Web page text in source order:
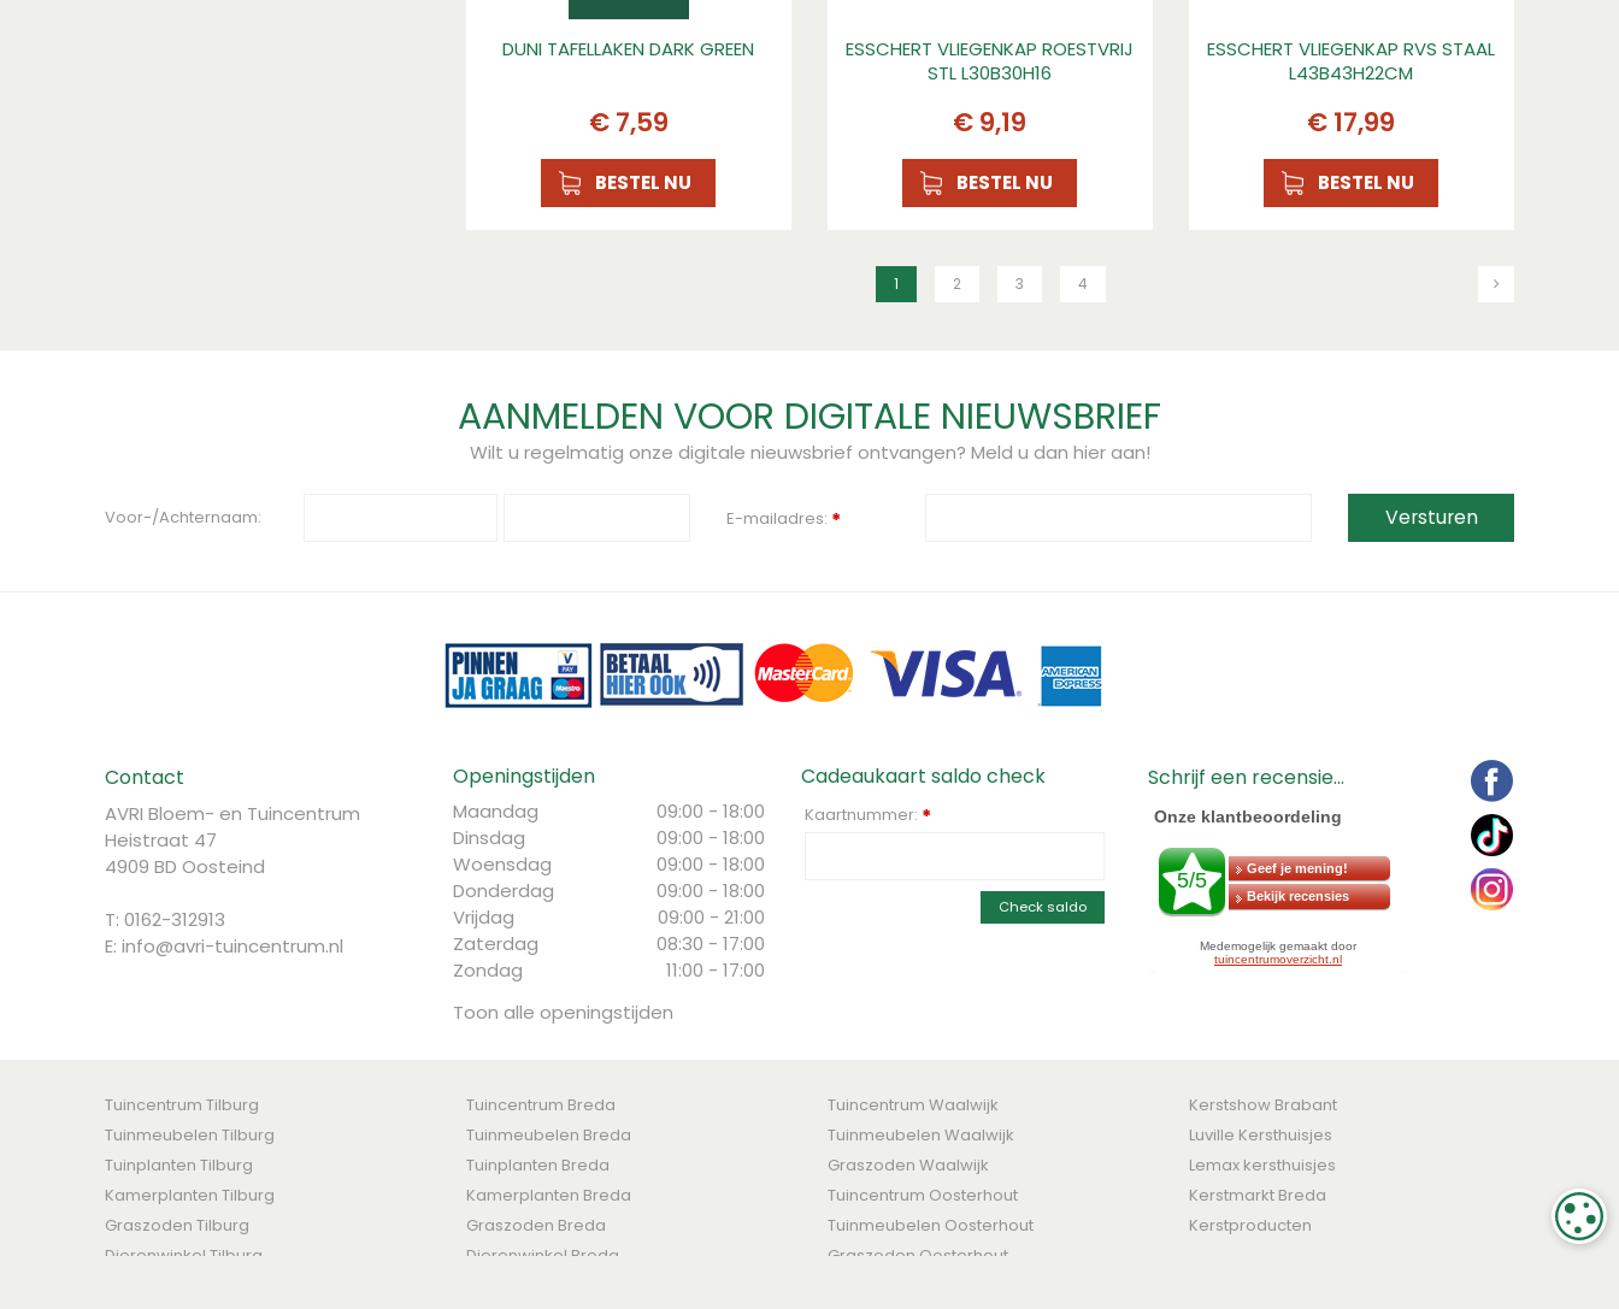
DUNI TAFELLAKEN DARK GREEN
€ 7,59
BESTEL NU
ESSCHERT VLIEGENKAP ROESTVRIJ
STL L30B30H16
€ 9,19
BESTEL NU
ESSCHERT VLIEGENKAP RVS STAAL
L43B43H22CM
€ 17,99
BESTEL NU
1 2 3 4
AANMELDEN VOOR DIGITALE NIEUWSBRIEF
Wilt u regelmatig onze digitale nieuwsbrief ontvangen? Meld u dan hier aan!
Voor-/Achternaam: E-mailadres: *
Contact
AVRI Bloem- en Tuincentrum
Heistraat 47
4909 BD Oosteind
T: 0162-312913
E: info@avri-tuincentrum.nl
Openingstijden
Maandag
09:00 - 18:00
Dinsdag
09:00 - 18:00
Woensdag
09:00 - 18:00
Donderdag
09:00 - 18:00
Vrijdag
09:00 - 21:00
Zaterdag
08:30 - 17:00
Zondag
11:00 - 17:00
Toon alle openingstijden
Cadeaukaart saldo check
Kaartnummer: *
Check saldo
Schrijf een recensie...
Tuincentrum Tilburg
Tuinmeubelen Tilburg
Tuinplanten Tilburg
Kamerplanten Tilburg
Graszoden Tilburg
Dierenwinkel Tilburg
Tuincentrum Breda
Tuinmeubelen Breda
Tuinplanten Breda
Kamerplanten Breda
Graszoden Breda
Dierenwinkel Breda
Tuincentrum Waalwijk
Tuinmeubelen Waalwijk
Graszoden Waalwijk
Tuincentrum Oosterhout
Tuinmeubelen Oosterhout
Graszoden Oosterhout
Kerstshow Brabant
Luville Kersthuisjes
Lemax kersthuisjes
Kerstmarkt Breda
Kerstproducten